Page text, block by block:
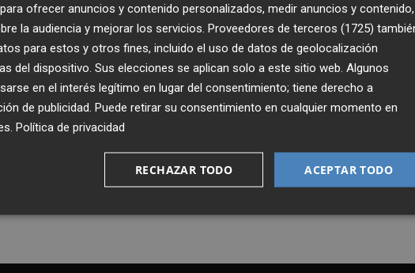
5El
Recibe toda la actualidad de
Plaza Podcast en tu correo
ofrecer anuncios y contenido personalizados, medir anuncios y contenido,
la audiencia y mejorar los servicios. Proveedores de terceros (1725)
para estos y otros fines, incluido el uso de datos de geolocalización
del dispositivo. Sus elecciones se aplican solo a este sitio web. Algunos
en el interés legítimo en lugar del consentimiento; tiene derecho a
de publicidad . Puede retirar su consentimiento en cualquier momento en
Política de privacidad
ACEPTAR TODO
RECHAZAR TODO